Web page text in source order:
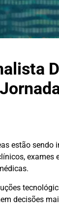
estão sendo
exames
decisões